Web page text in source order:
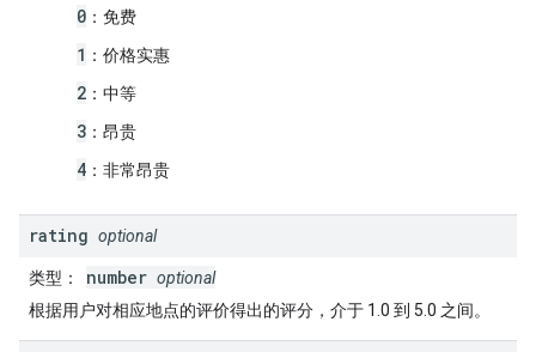
0 ：免费
1 ：价格实惠
2 ：中等
3 ：昂贵
4 ：非常昂贵
rating optional
类型 ： number optional
根据用户对相应地点的评价得出的评分，介于 1.0 到 5.0 之间。